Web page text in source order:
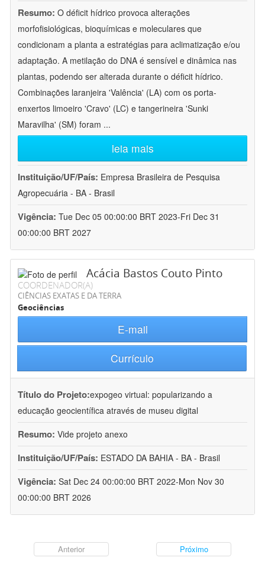
Resumo: O déficit hídrico provoca alterações
morfofisiológicas, bioquímicas e moleculares que
condicionam a planta a estratégias para aclimatização e/ou
adaptação. A metilação do DNA é sensível e dinâmica nas
plantas, podendo ser alterada durante o déficit hídrico.
Combinações laranjeira 'Valência' (LA) com os porta-
enxertos limoeiro 'Cravo' (LC) e tangerineira 'Sunki
Maravilha' (SM) foram ...
leia mais
Instituição/UF/País: Empresa Brasileira de Pesquisa
Agropecuária - BA - Brasil
Vigência: Tue Dec 05 00:00:00 BRT 2023-Fri Dec 31
00:00:00 BRT 2027
Acácia Bastos Couto Pinto
COORDENADOR(A)
CIÊNCIAS EXATAS E DA TERRA
Geociências
E-mail
Currículo
Título do Projeto:expogeo virtual: popularizando a
educação geocientífica através de museu digital
Resumo: Vide projeto anexo
Instituição/UF/País: ESTADO DA BAHIA - BA - Brasil
Vigência: Sat Dec 24 00:00:00 BRT 2022-Mon Nov 30
00:00:00 BRT 2026
Anterior Próximo